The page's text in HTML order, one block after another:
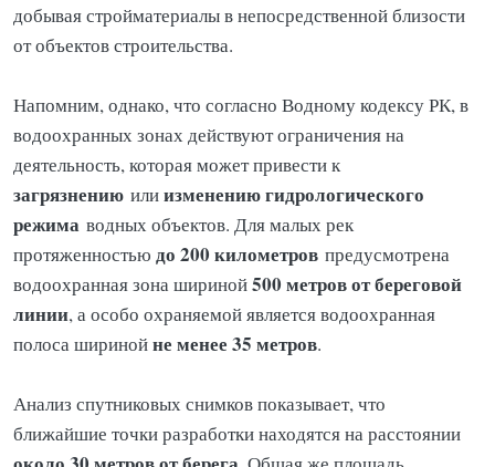
добывая стройматериалы в непосредственной близости
от объектов строительства.
Напомним, однако, что согласно Водному кодексу РК, в
водоохранных зонах действуют ограничения на
деятельность, которая может привести к
загрязнению илиизменению гидрологического
режима водных объектов. Для малых рек
протяженностью до 200 километров предусмотрена
водоохранная зона шириной500 метров от береговой
линии, а особо охраняемой является водоохранная
полоса ширинойне менее 35 метров.
Анализ спутниковых снимков показывает, что
ближайшие точки разработки находятся на расстоянии